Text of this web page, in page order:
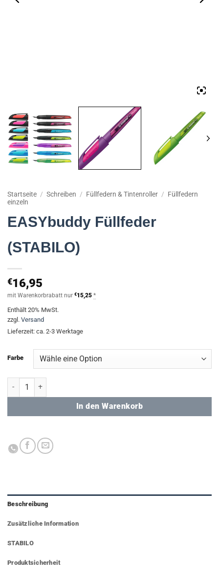
Startseite / Schreiben / Füllfedern & Tintenroller / Füllfedern
einzeln
EASYbuddy Füllfeder
(STABILO)
€16,95
mit Warenkorbrabatt nur €15,25 *
Enthält 20% MwSt.
zzgl. Versand
Lieferzeit: ca. 2-3 Werktage
Farbe
EASYbuddy Füllfeder (STABILO) Menge
In den Warenkorb
Beschreibung
Zusätzliche Information
STABILO
Produktsicherheit